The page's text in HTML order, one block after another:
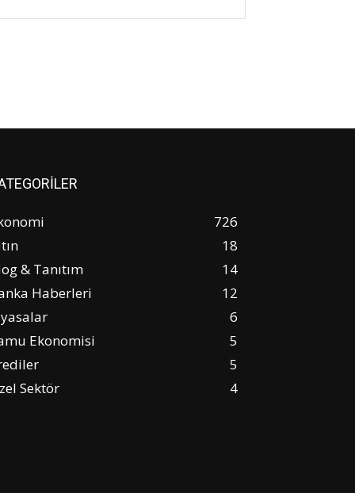
726
18
& Tanıtım
14
Haberleri
12
6
Ekonomisi
5
5
Sektör
4